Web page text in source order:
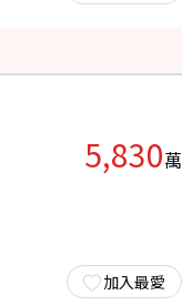
5,830萬
加入最愛